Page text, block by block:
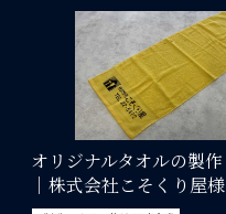
オリジナルタオルの製作
｜株式会社こそくり屋様